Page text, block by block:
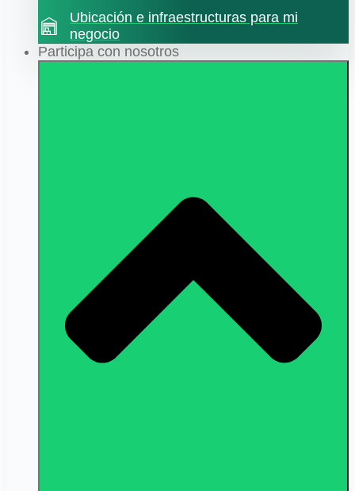
Ubicación e infraestructuras para mi
negocio
Participa con nosotros